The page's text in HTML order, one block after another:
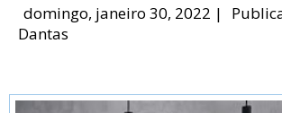
domingo, janeiro 30, 2022 |
Dantas